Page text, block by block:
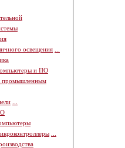
освещения
и ПО
промышленным